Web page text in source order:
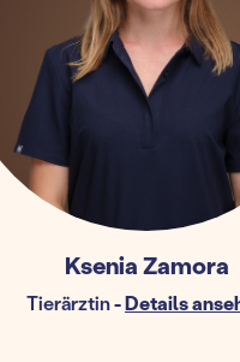
Ksenia Zamora
Tierärztin-Details